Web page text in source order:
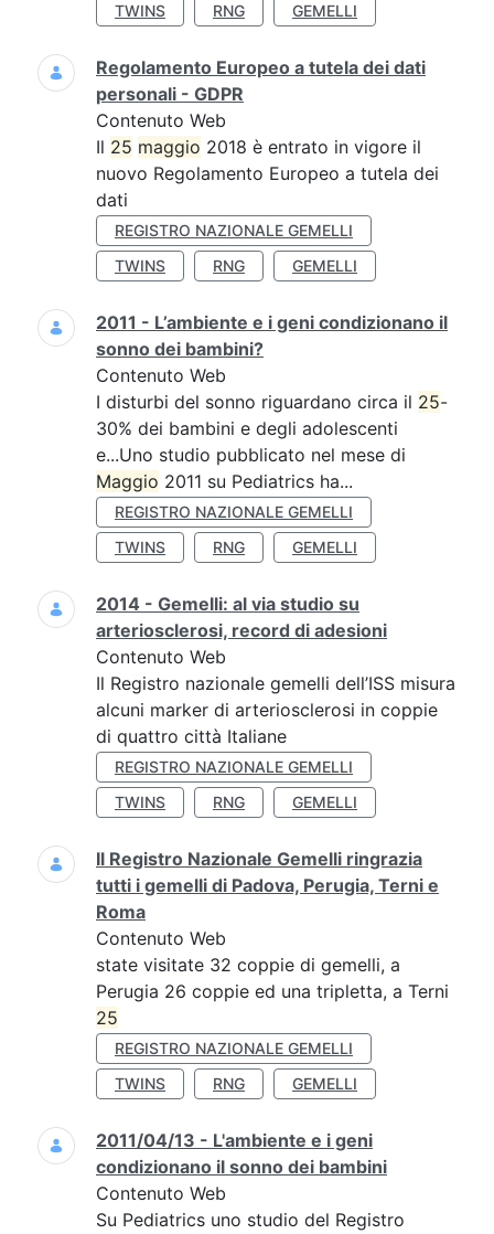
TWINS
RNG GEMELLI
Regolamento Europeo a tutela dei dati
personali - GDPR
Contenuto Web
Il 25 maggio 2018 è entrato in vigore il
nuovo Regolamento Europeo a tutela dei
dati
REGISTRO NAZIONALE GEMELLI
TWINS
RNG GEMELLI
2011 - L’ambiente e i geni condizionano il
sonno dei bambini?
Contenuto Web
I disturbi del sonno riguardano circa il 25-
30% dei bambini e degli adolescenti
e...Uno studio pubblicato nel mese di
Maggio 2011 su Pediatrics ha...
REGISTRO NAZIONALE GEMELLI
TWINS
RNG GEMELLI
2014 - Gemelli: al via studio su
arteriosclerosi, record di adesioni
Contenuto Web
Il Registro nazionale gemelli dell’ISS misura
alcuni marker di arteriosclerosi in coppie
di quattro città Italiane
REGISTRO NAZIONALE GEMELLI
TWINS
RNG GEMELLI
Il Registro Nazionale Gemelli ringrazia
tutti i gemelli di Padova, Perugia, Terni e
Roma
Contenuto Web
state visitate 32 coppie di gemelli, a
Perugia 26 coppie ed una tripletta, a Terni
25
REGISTRO NAZIONALE GEMELLI
TWINS
RNG GEMELLI
2011/04/13 - L'ambiente e i geni
condizionano il sonno dei bambini
Contenuto Web
Su Pediatrics uno studio del Registro